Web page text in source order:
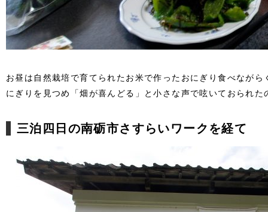
お昼は自然栽培で育てられたお米で作ったおにぎり食べなが
にぎりを見つめ「畑が喜んどる」と小さな声で呟いておられた
三泊四日の南砺市さすらいワークを経て